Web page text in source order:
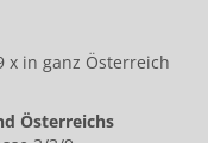
x in ganz Österreich
Österreichs